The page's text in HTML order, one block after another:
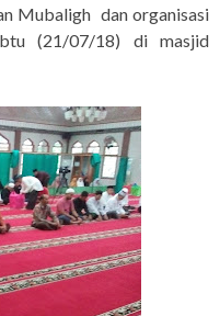
Mubaligh dan organisasi
(21/07/18) di masjid